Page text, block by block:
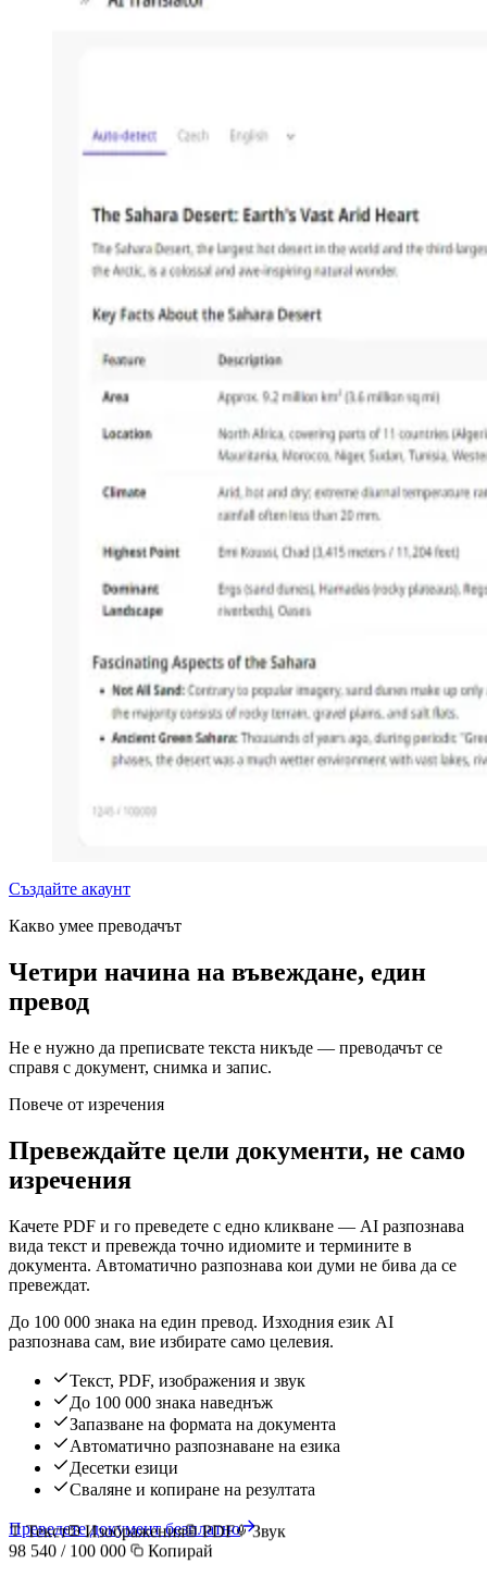
Създайте акаунт
Какво умее преводачът
Четири начина на въвеждане, един
превод
Не е нужно да преписвате текста никъде — преводачът се
справя с документ, снимка и запис.
Повече от изречения
Превеждайте цели документи, не само
изречения
Качете PDF и го преведете с едно кликване — AI разпознава
вида текст и превежда точно идиомите и термините в
документа. Автоматично разпознава кои думи не бива да се
превеждат.
До 100 000 знака на един превод. Изходния език AI
разпознава сам, вие избирате само целевия.
Текст, PDF, изображения и звук
До 100 000 знака наведнъж
Запазване на формата на документа
Автоматично разпознаване на езика
Десетки езици
Сваляне и копиране на резултата
Преведете документ безплатно
Текст Изображения PDF
Звук
98 540 / 100 000
Копирай